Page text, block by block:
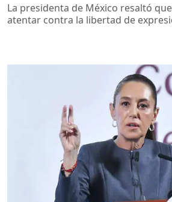
La presidenta de México resaltó
atentar contra la libertad de